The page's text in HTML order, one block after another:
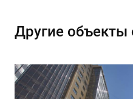
Другие объекты